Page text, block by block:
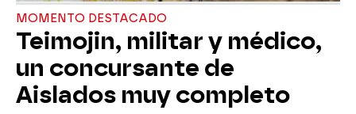
MOMENTO DESTACADO
Teimojin, militar y médico,
un concursante de
Aislados muy completo